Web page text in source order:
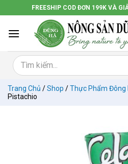
đến
dung
FREESHIP COD ĐƠN 199K VÀ
Trang Chủ /Shop /Thực Phẩm Đông
Pistachio